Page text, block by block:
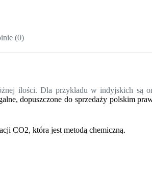
(0)
ilości. Dla przykładu w indyjskich są
dopuszczone do sprzedaży polskim
CO2, która jest metodą chemiczną.